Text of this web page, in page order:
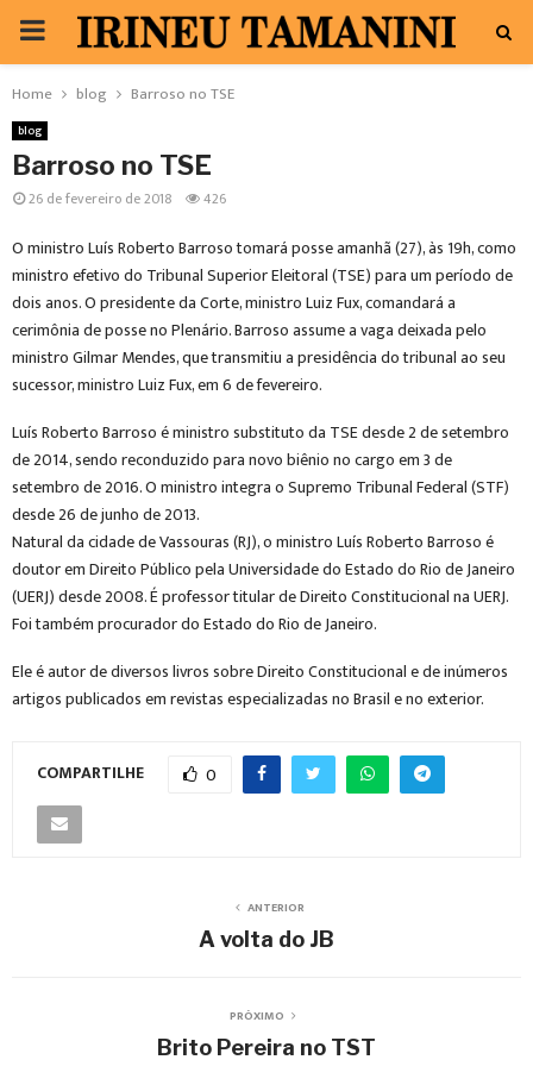
PRIMARY
MENU
Home blog Barroso no TSE
blog
Barroso no TSE
26 de fevereiro de 2018 426
O ministro Luís Roberto Barroso tomará posse amanhã (27), às 19h, como
ministro efetivo do Tribunal Superior Eleitoral (TSE) para um período de
dois anos. O presidente da Corte, ministro Luiz Fux, comandará a
cerimônia de posse no Plenário. Barroso assume a vaga deixada pelo
ministro Gilmar Mendes, que transmitiu a presidência do tribunal ao seu
sucessor, ministro Luiz Fux, em 6 de fevereiro.
Luís Roberto Barroso é ministro substituto da TSE desde 2 de setembro
de 2014, sendo reconduzido para novo biênio no cargo em 3 de
setembro de 2016. O ministro integra o Supremo Tribunal Federal (STF)
desde 26 de junho de 2013.
Natural da cidade de Vassouras (RJ), o ministro Luís Roberto Barroso é
doutor em Direito Público pela Universidade do Estado do Rio de Janeiro
(UERJ) desde 2008. É professor titular de Direito Constitucional na UERJ.
Foi também procurador do Estado do Rio de Janeiro.
Ele é autor de diversos livros sobre Direito Constitucional e de inúmeros
artigos publicados em revistas especializadas no Brasil e no exterior.
COMPARTILHE 0
ANTERIOR
A volta do JB
PRÓXIMO
Brito Pereira no TST